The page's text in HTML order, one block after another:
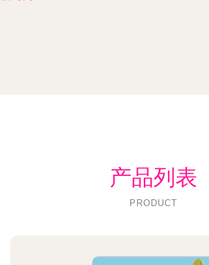
产品列表
PRODUCT